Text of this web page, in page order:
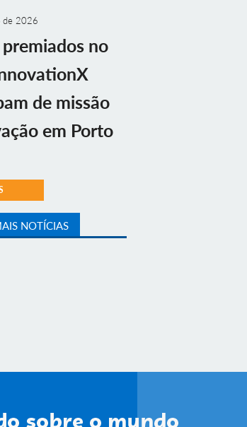
de 2026
no
de missão
em Porto
NOTÍCIAS